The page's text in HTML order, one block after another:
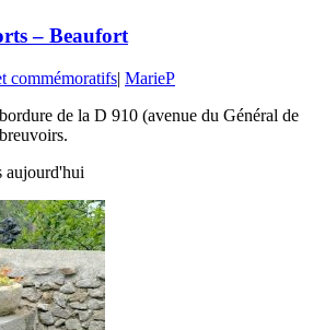
– Beaufort
commémoratifs| MarieP
de la D 910 (avenue du Général de
aujourd'hui